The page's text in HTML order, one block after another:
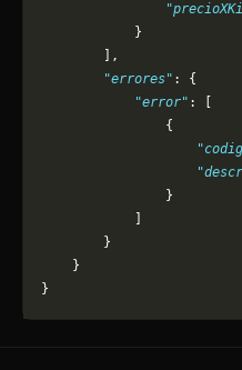
            }
        ],
        "errores"
: {
            "error"
: [
                {
                }
        }
    }
}